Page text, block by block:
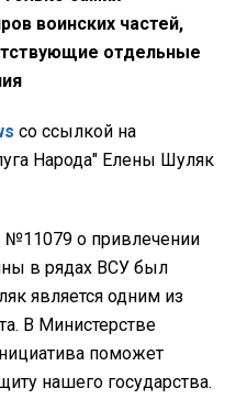
воинских частей,
отдельные
со ссылкой на
Народа" Елены Шуляк
№11079 о привлечении
в рядах ВСУ был
является одним из
В Министерстве
поможет
нашего государства.